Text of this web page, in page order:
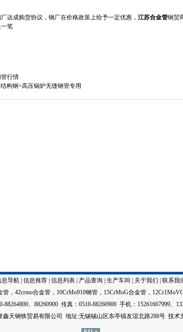
成购货协议，钢厂在价格政策上给予一定优惠， 江苏合金管钢贸
笔
行情
构钢=高压锅炉无缝钢管专用
息导航 信息推荐 信息列表 产品查询 生产车间 关于我们 联系我
管 ， 42crmo合金管 ， 10CrMo910钢管 ， 15CrMoG合金管 ，
88264800、88260900 传真：0510-88260900 手机：15261667999、
鑫天钢铁贸易有限公司 地址:无锡锡山区东亭镇友谊北路288号 技术